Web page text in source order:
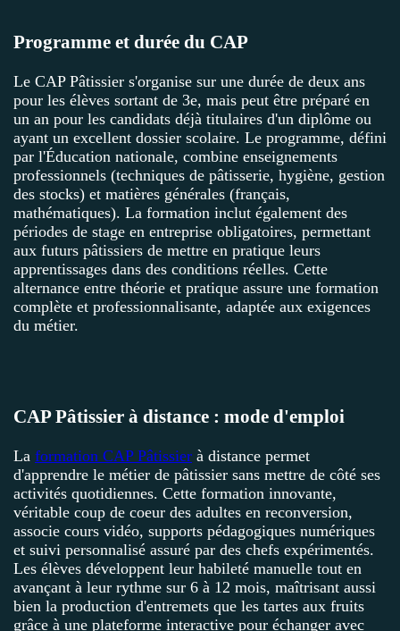
Programme et durée du CAP
Le CAP Pâtissier s'organise sur une durée de deux ans
pour les élèves sortant de 3e, mais peut être préparé en
un an pour les candidats déjà titulaires d'un diplôme ou
ayant un excellent dossier scolaire. Le programme, défini
par l'Éducation nationale, combine enseignements
professionnels (techniques de pâtisserie, hygiène, gestion
des stocks) et matières générales (français,
mathématiques). La formation inclut également des
périodes de stage en entreprise obligatoires, permettant
aux futurs pâtissiers de mettre en pratique leurs
apprentissages dans des conditions réelles. Cette
alternance entre théorie et pratique assure une formation
complète et professionnalisante, adaptée aux exigences
du métier.
CAP Pâtissier à distance : mode d'emploi
La formation CAP Pâtissier à distance permet
d'apprendre le métier de pâtissier sans mettre de côté ses
activités quotidiennes. Cette formation innovante,
véritable coup de coeur des adultes en reconversion,
associe cours vidéo, supports pédagogiques numériques
et suivi personnalisé assuré par des chefs expérimentés.
Les élèves développent leur habileté manuelle tout en
avançant à leur rythme sur 6 à 12 mois, maîtrisant aussi
bien la production d'entremets que les tartes aux fruits
grâce à une plateforme interactive pour échanger avec